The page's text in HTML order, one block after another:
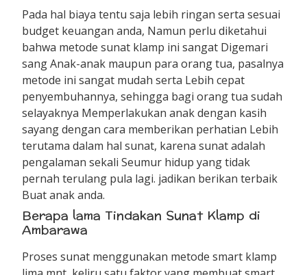
Pada hal biaya tentu saja lebih ringan serta sesuai
budget keuangan anda, Namun perlu diketahui
bahwa metode sunat klamp ini sangat Digemari
sang Anak-anak maupun para orang tua, pasalnya
metode ini sangat mudah serta Lebih cepat
penyembuhannya, sehingga bagi orang tua sudah
selayaknya Memperlakukan anak dengan kasih
sayang dengan cara memberikan perhatian Lebih
terutama dalam hal sunat, karena sunat adalah
pengalaman sekali Seumur hidup yang tidak
pernah terulang pula lagi. jadikan berikan terbaik
Buat anak anda.
Berapa lama Tindakan Sunat Klamp di
Ambarawa
Proses sunat menggunakan metode smart klamp